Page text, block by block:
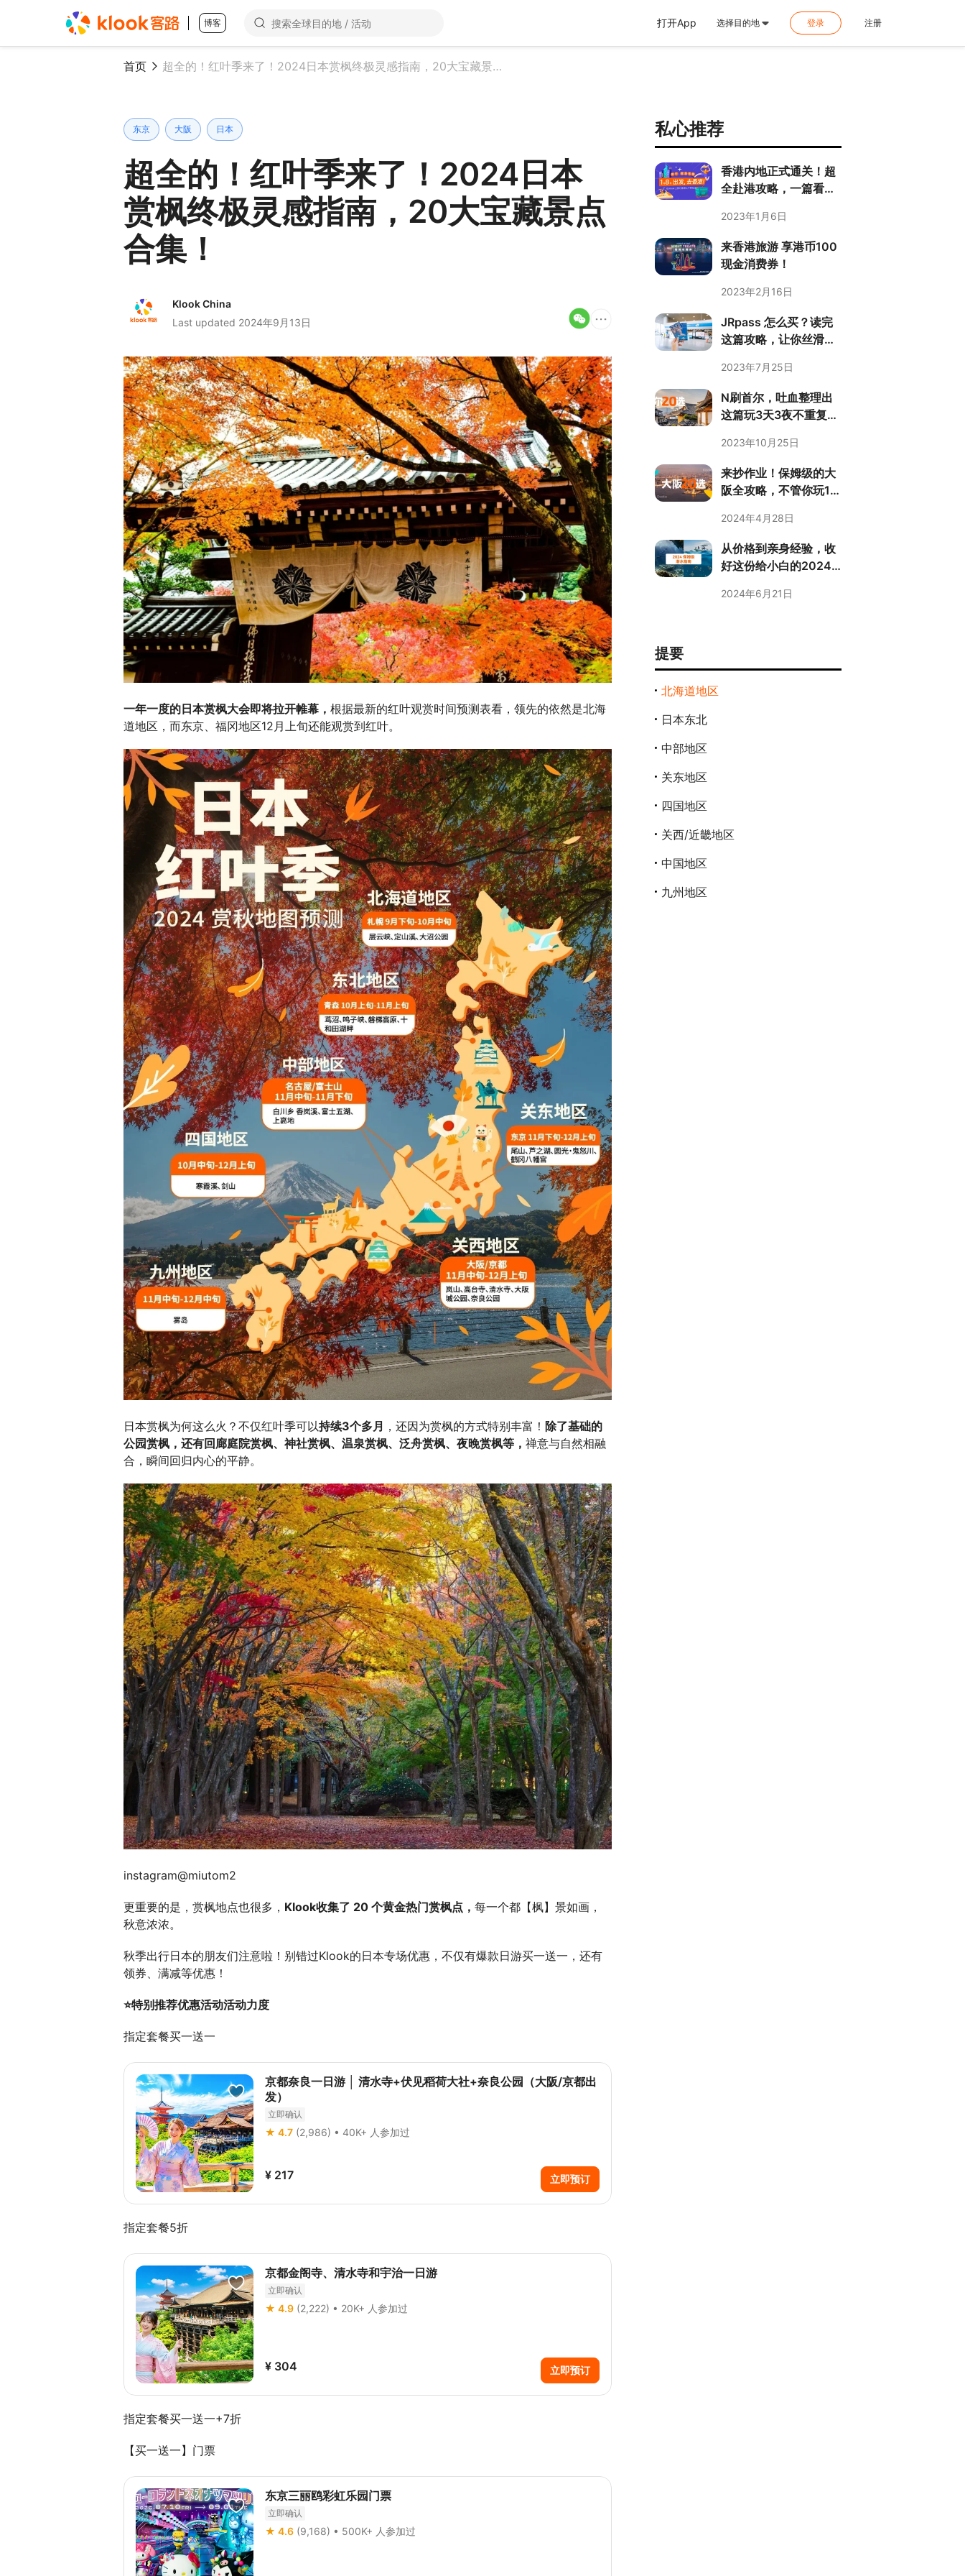
博客 打开App 选择目的地 登录 注册
首页 超全的！红叶季来了！2024日本赏枫终极灵感指南，20大宝藏景点合集！
东京 大阪 日本
超全的！红叶季来了！2024日本
赏枫终极灵感指南，20大宝藏景点
合集！
Klook China
Last updated 2024年9月13日
一年一度的日本赏枫大会即将拉开帷幕， 根据最新的红叶观赏时间预测表看，领先的依然是北海
道地区，而东京、福冈地区12月上旬还能观赏到红叶。
日本赏枫为何这么火？不仅红叶季可以持续3个多月 ，还因为赏枫的方式特别丰富！ 除了基础的
公园赏枫，还有回廊庭院赏枫、神社赏枫、温泉赏枫、泛舟赏枫、夜晚赏枫等， 禅意与自然相融
合，瞬间回归内心的平静。
instagram@miutom2
更重要的是，赏枫地点也很多， Klook收集了 20 个黄金热门赏枫点， 每一个都【枫】景如画，
秋意浓浓。
秋季出行日本的朋友们注意啦！别错过Klook的日本专场优惠，不仅有爆款日游买一送一，还有
领券、满减等优惠！
⭐特别推荐优惠活动活动力度
指定套餐买一送一
京都奈良一日游 │ 清水寺+伏见稻荷大社+奈良公园（大阪/京都出
发）
立即确认
★ 4.7 (2,986) • 40K+ 人参加过
¥ 217 立即预订
指定套餐5折
京都金阁寺、清水寺和宇治一日游
立即确认
★ 4.9 (2,222) • 20K+ 人参加过
¥ 304 立即预订
指定套餐买一送一+7折
【买一送一】门票
东京三丽鸥彩虹乐园门票
立即确认
★ 4.6 (9,168) • 500K+ 人参加过
私心推荐
香港内地正式通关！超
全赴港攻略，一篇看懂
2023年1月6日
来香港旅游 享港币100
现金消费券！
2023年2月16日
JRpass 怎么买？读完
这篇攻略，让你丝滑玩
2023年7月25日
N刷首尔，吐血整理出
这篇玩3天3夜不重复的
2023年10月25日
来抄作业！保姆级的大
阪全攻略，不管你玩1天
2024年4月28日
从价格到亲身经验，收
好这份给小白的2024
2024年6月21日
提要
北海道地区
日本东北
中部地区
关东地区
四国地区
关西/近畿地区
中国地区
九州地区